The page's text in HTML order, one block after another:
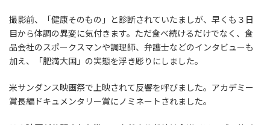
撮影前、「健康そのもの」と診断されていたましが、早くも３日
目から体調の異変に気付きます。ただ食べ続けるだけでなく、食
品会社のスポークスマンや調理師、弁護士などのインタビューも
加え、「肥満大国」の実態を浮き彫りにしました。
米サンダンス映画祭で上映されて反響を呼びました。アカデミー
賞長編ドキュメンタリー賞にノミネートされました。